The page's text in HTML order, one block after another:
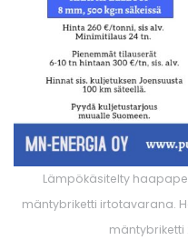
Lämpökäsitelty
mäntybriketti irtotavarana.
mäntybriketti